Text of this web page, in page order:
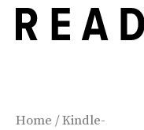
Zum
Inhalt
Home /Kindle-